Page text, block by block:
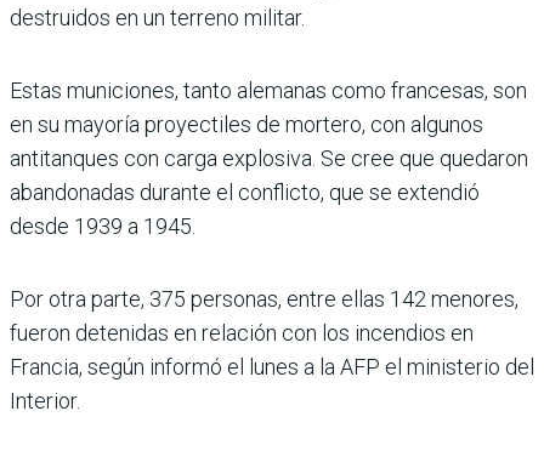
destruidos en un terreno militar.
Estas municiones, tanto alemanas como francesas, son
en su mayoría proyectiles de mortero, con algunos
antitanques con carga explosiva. Se cree que quedaron
abandonadas durante el conflicto, que se extendió
desde 1939 a 1945.
Por otra parte, 375 personas, entre ellas 142 menores,
fueron detenidas en relación con los incendios en
Francia, según informó el lunes a la AFP el ministerio del
Interior.